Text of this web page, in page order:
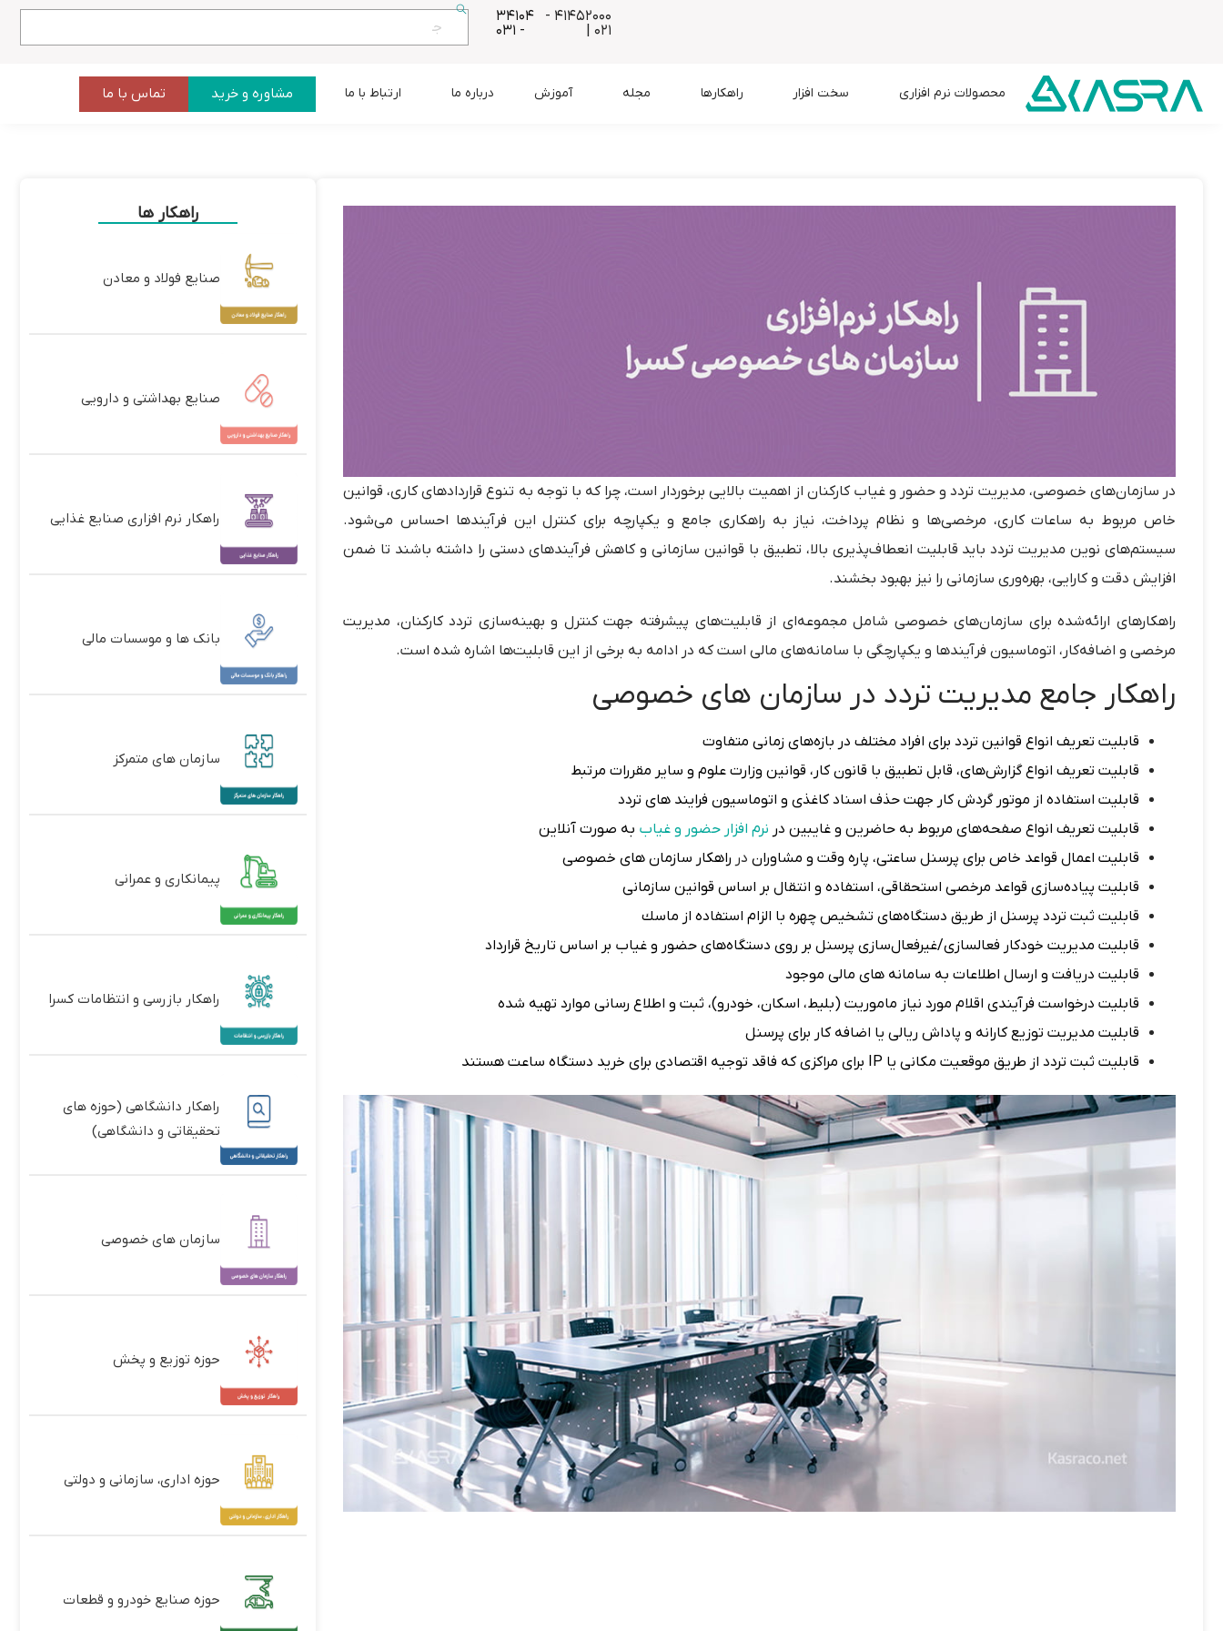
41452000 -
021 |
34104
- 031
محصولات نرم افزاری سخت افزار راهکارها مجله آموزش درباره ما ارتباط با ما مشاوره و خرید تماس با ما
در سازمان‌های خصوصی، مدیریت تردد و حضور و غیاب کارکنان از اهمیت بالایی برخوردار است، چرا که با توجه به تنوع قراردادهای کاری، قوانین
خاص مربوط به ساعات کاری، مرخصی‌ها و نظام پرداخت، نیاز به راهکاری جامع و یکپارچه برای کنترل این فرآیندها احساس می‌شود.
سیستم‌های نوین مدیریت تردد باید قابلیت انعطاف‌پذیری بالا، تطبیق با قوانین سازمانی و کاهش فرآیندهای دستی را داشته باشند تا ضمن
افزایش دقت و کارایی، بهره‌وری سازمانی را نیز بهبود بخشند.
راهکارهای ارائه‌شده برای سازمان‌های خصوصی شامل مجموعه‌ای از قابلیت‌های پیشرفته جهتکنترل و بهینه‌سازی تردد کارکنان، مدیریت
مرخصی و اضافه‌کار ، اتوماسیون فرآیندها و یکپارچگی با سامانه‌های مالی است که در ادامه به برخی از این قابلیت‌ها اشاره شده است.
راهکار جامع مدیریت تردد در سازمان های خصوصی
قابلیت تعریف انواع قوانین تردد برای افراد مختلف در بازه‌های زمانی متفاوت
قابلیت تعریف انواع گزارش‌های، قابل تطبیق با قانون کار، قوانین وزارت علوم و سایر مقررات مرتبط
قابلیت استفاده از موتور گردش کار جهت حذف اسناد کاغذی و اتوماسیون فرایند های تردد
قابلیت تعریف انواع صفحه‌های مربوط به حاضرین و غایبین در نرم افزار حضور و غیاب به صورت آنلاین
قابلیت اعمال قواعد خاص برای پرسنل ساعتی، پاره وقت و مشاوران در راهکار سازمان های خصوصی
قابلیت پیاده‌سازی قواعد مرخصی استحقاقی، استفاده و انتقال بر اساس قوانین سازمانی
قابلیت ثبت تردد پرسنل از طریق دستگاه‌های تشخیص چهره با الزام استفاده از ماسك
قابلیت مدیریت خودكار فعالسازی‌/غیرفعال‌سازی پرسنل بر روی دستگاه‌های حضور و غیاب بر اساس تاریخ قرارداد
قابلیت دریافت و ارسال اطلاعات به سامانه های مالی موجود
قابلیت درخواست فرآیندی اقلام مورد نیاز ماموریت (بلیط، اسكان، خودرو)، ثبت و اطلاع رسانی موارد تهیه شده
قابلیت مدیریت توزیع كارانه و پاداش ریالی یا اضافه کار برای پرسنل
قابلیت ثبت تردد از طریق موقعیت مكانی یا IP برای مراكزی كه فاقد توجیه اقتصادی برای خرید دستگاه ساعت هستند
راهکار ها
صنایع فولاد و معادن
صنایع بهداشتی و دارویی
راهکار نرم افزاری صنایع غذایی
بانک ها و موسسات مالی
سازمان های متمرکز
پیمانکاری و عمرانی
راهکار بازرسی و انتظامات کسرا
راهکار دانشگاهی (حوزه های
تحقیقاتی و دانشگاهی)
سازمان های خصوصی
حوزه توزیع و پخش
حوزه اداری، سازمانی و دولتی
حوزه صنایع خودرو و قطعات